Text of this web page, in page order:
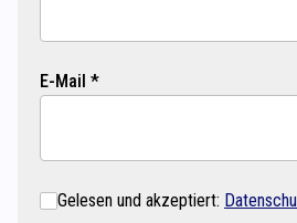
E-Mail *
Gelesen und akzeptiert: